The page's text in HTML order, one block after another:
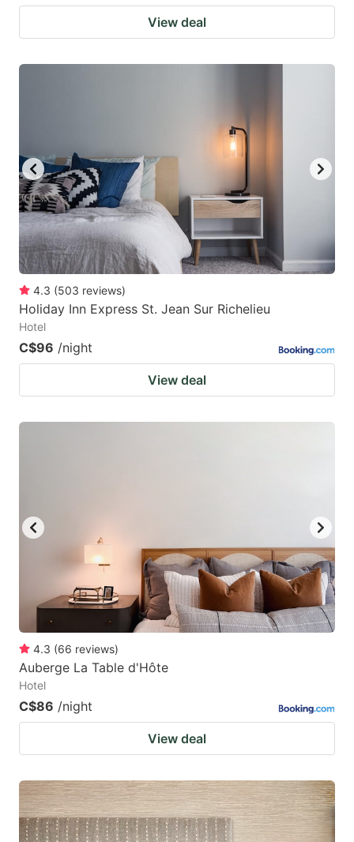
View deal
4.3 (503 reviews)
Holiday Inn Express St. Jean Sur Richelieu
Hotel
C$96 /night
View deal
4.3 (66 reviews)
Auberge La Table d'Hôte
Hotel
C$86 /night
View deal